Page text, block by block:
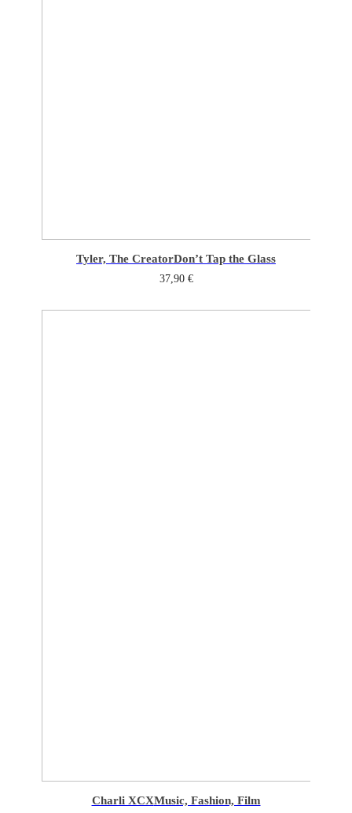
Tyler, The CreatorDon’t Tap the Glass
37,90 €
Charli XCXMusic, Fashion, Film